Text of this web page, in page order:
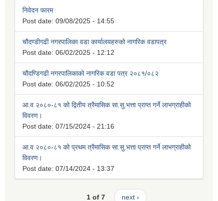
निवेदन फारम
Post date: 09/08/2025 - 14:55
चौदण्डीगढी नगरपालिका वडा कार्यालयहरुको नागरिक वडापत्र
Post date: 06/02/2025 - 12:12
चौदण्डिगढी नगरपालिकाको नागरिक वडा पत्र २०८१/०८२
Post date: 06/02/2025 - 10:52
आ.व २०८०-८१ को द्वितीय त्रैमासिक सा.सु.भत्ता प्राप्त गर्ने लाभग्राहीको
विवरण।
Post date: 07/15/2024 - 21:16
आ.व २०८०-८१ को प्रथम त्रैमासिक सा.सु.भत्ता प्राप्त गर्ने लाभग्राहीको
विवरण।
Post date: 07/14/2024 - 13:37
1 of 7 next ›